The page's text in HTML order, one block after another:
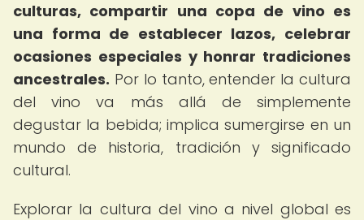
culturas, compartir una copa de vino es
una forma de establecer lazos, celebrar
ocasiones especiales y honrar tradiciones
ancestrales. Por lo tanto, entender la cultura
del vino va más allá de simplemente
degustar la bebida; implica sumergirse en un
mundo de historia, tradición y significado
cultural.
Explorar la cultura del vino a nivel global es